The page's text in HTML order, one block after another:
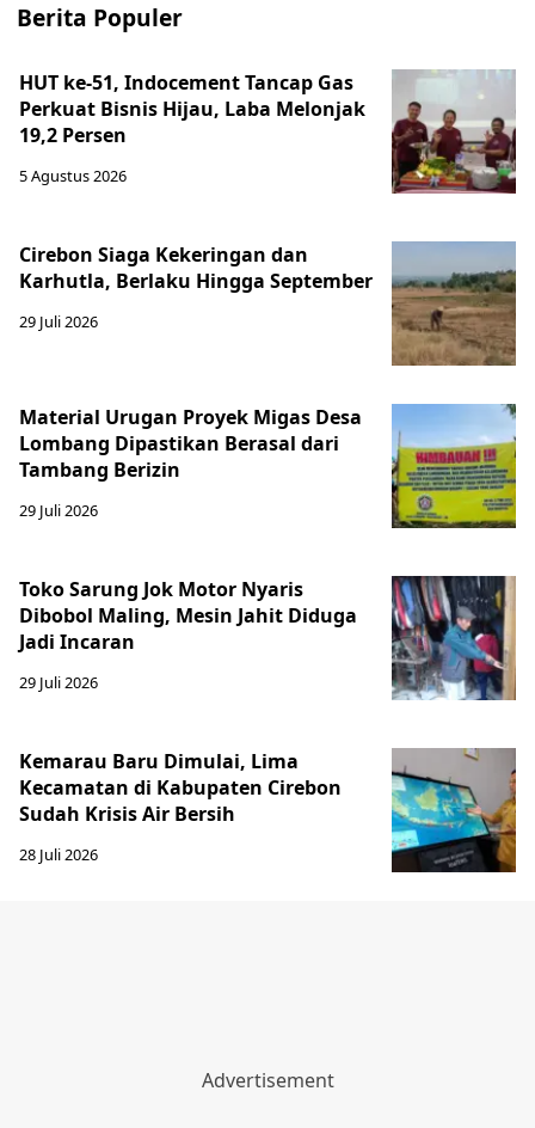
Berita Populer
HUT ke-51, Indocement Tancap Gas
Perkuat Bisnis Hijau, Laba Melonjak
19,2 Persen
5 Agustus 2026
Cirebon Siaga Kekeringan dan
Karhutla, Berlaku Hingga September
29 Juli 2026
Material Urugan Proyek Migas Desa
Lombang Dipastikan Berasal dari
Tambang Berizin
29 Juli 2026
Toko Sarung Jok Motor Nyaris
Dibobol Maling, Mesin Jahit Diduga
Jadi Incaran
29 Juli 2026
Kemarau Baru Dimulai, Lima
Kecamatan di Kabupaten Cirebon
Sudah Krisis Air Bersih
28 Juli 2026